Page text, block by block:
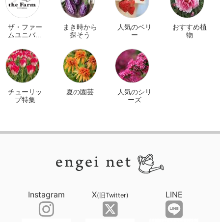
ザ・ファー
ムユニバー
イン
まき時から
探そう
人気のベリ
ー
おすすめ植
物
チューリッ
プ特集
夏の園芸
人気のシリ
ーズ
Instagram X(旧Twitter) LINE